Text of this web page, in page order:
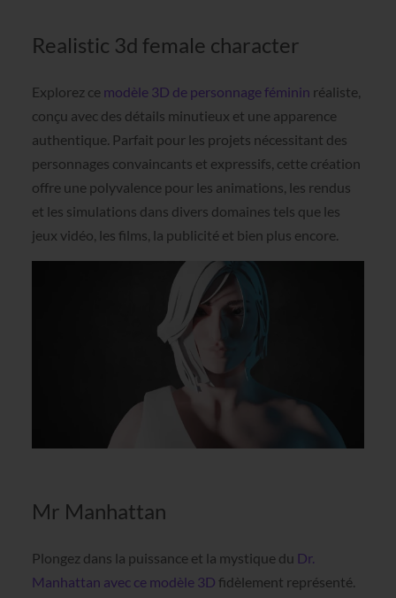
Realistic 3d female character
Explorez ce modèle 3D de personnage féminin réaliste,
conçu avec des détails minutieux et une apparence
authentique. Parfait pour les projets nécessitant des
personnages convaincants et expressifs, cette création
offre une polyvalence pour les animations, les rendus
et les simulations dans divers domaines tels que les
jeux vidéo, les films, la publicité et bien plus encore.
Mr Manhattan
Plongez dans la puissance et la mystique du Dr.
Manhattan avec ce modèle 3D fidèlement représenté.